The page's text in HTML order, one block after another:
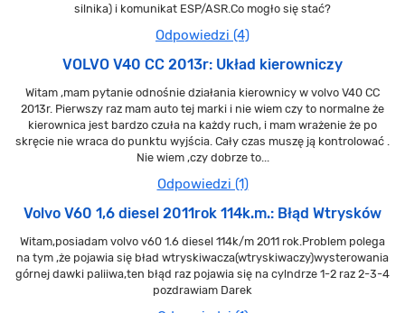
silnika) i komunikat ESP/ASR.Co mogło się stać?
Odpowiedzi (4)
VOLVO V40 CC 2013r: Układ kierowniczy
Witam ,mam pytanie odnośnie działania kierownicy w volvo V40 CC
2013r. Pierwszy raz mam auto tej marki i nie wiem czy to normalne że
kierownica jest bardzo czuła na każdy ruch, i mam wrażenie że po
skręcie nie wraca do punktu wyjścia. Cały czas muszę ją kontrolować .
Nie wiem ,czy dobrze to...
Odpowiedzi (1)
Volvo V60 1,6 diesel 2011rok 114k.m.: Błąd Wtrysków
Witam,posiadam volvo v60 1.6 diesel 114k/m 2011 rok.Problem polega
na tym ,że pojawia się bład wtryskiwacza(wtryskiwaczy)wysterowania
górnej dawki paliiwa,ten błąd raz pojawia się na cylndrze 1-2 raz 2-3-4
pozdrawiam Darek